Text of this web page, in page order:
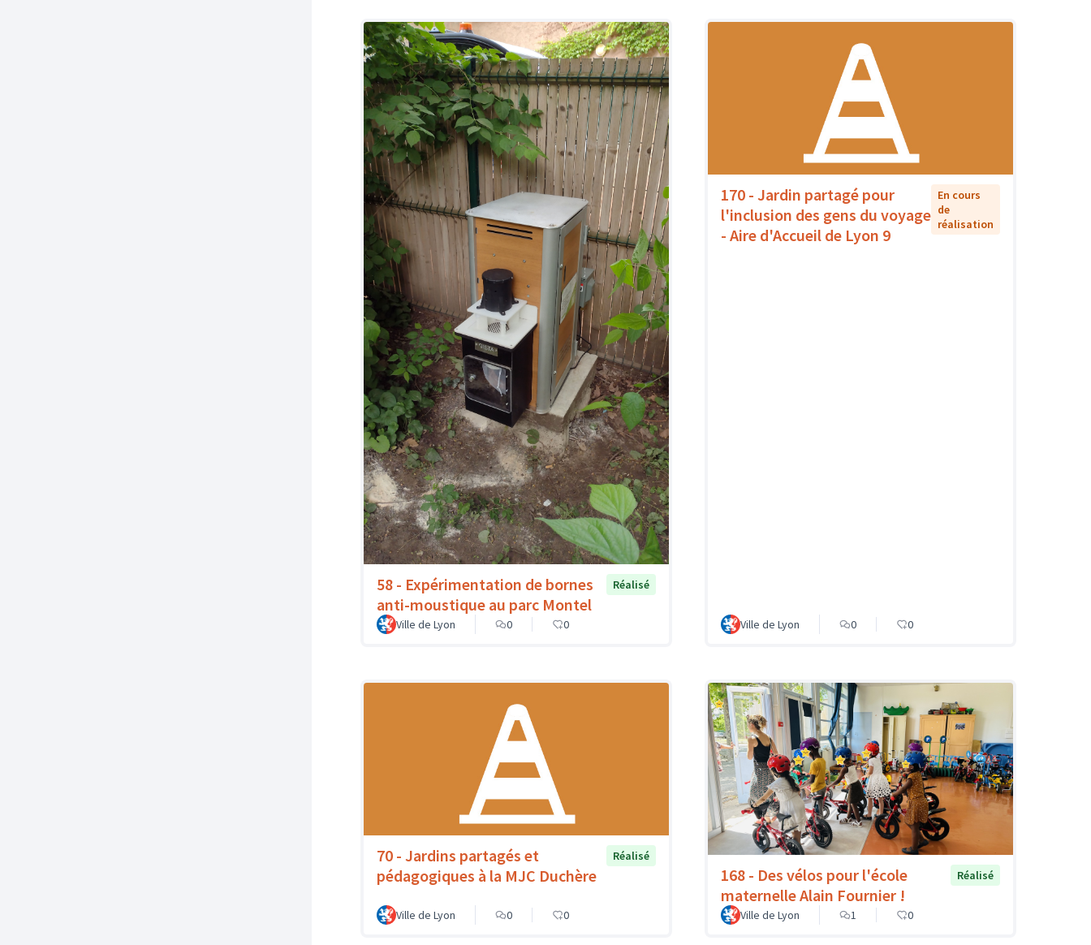
58 - Expérimentation de bornes
anti-moustique au parc Montel
Réalisé
Ville de Lyon 0 0
170 - Jardin partagé pour
l'inclusion des gens du voyage
- Aire d'Accueil de Lyon 9
En cours
de
réalisation
Ville de Lyon 0 0
70 - Jardins partagés et
pédagogiques à la MJC Duchère
Réalisé
Ville de Lyon 0 0
168 - Des vélos pour l'école
maternelle Alain Fournier !
Réalisé
Ville de Lyon 1 0